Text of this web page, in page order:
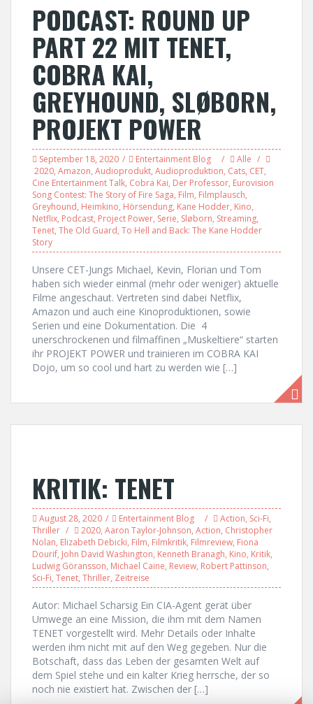
PODCAST: ROUND UP
PART 22 MIT TENET,
COBRA KAI,
GREYHOUND, SLØBORN,
PROJEKT POWER
September 18, 2020 Entertainment Blog
Alle
2020, Amazon, Audioprodukt, Audioproduktion, Cats, CET,
Cine Entertainment Talk, Cobra Kai, Der Professor, Eurovision
Song Contest: The Story of Fire Saga, Film, Filmplausch,
Greyhound, Heimkino, Hörsendung, Kane Hodder, Kino,
Netflix, Podcast, Project Power, Serie, Sløborn, Streaming,
Tenet, The Old Guard, To Hell and Back: The Kane Hodder
Story
Unsere CET-Jungs Michael, Kevin, Florian und Tom
haben sich wieder einmal (mehr oder weniger) aktuelle
Filme angeschaut. Vertreten sind dabei Netflix,
Amazon und auch eine Kinoproduktionen, sowie
Serien und eine Dokumentation. Die 4
unerschrockenen und filmaffinen „Muskeltiere“ starten
ihr PROJEKT POWER und trainieren im COBRA KAI
Dojo, um so cool und hart zu werden wie […]
KRITIK: TENET
August 28, 2020 Entertainment Blog Action, Sci-Fi,
Thriller
2020, Aaron Taylor-Johnson, Action, Christopher
Nolan, Elizabeth Debicki, Film, Filmkritik, Filmreview, Fiona
Dourif, John David Washington, Kenneth Branagh, Kino, Kritik,
Ludwig Göransson, Michael Caine, Review, Robert Pattinson,
Sci-Fi, Tenet, Thriller, Zeitreise
Autor: Michael Scharsig Ein CIA-Agent gerät über
Umwege an eine Mission, die ihm mit dem Namen
TENET vorgestellt wird. Mehr Details oder Inhalte
werden ihm nicht mit auf den Weg gegeben. Nur die
Botschaft, dass das Leben der gesamten Welt auf
dem Spiel stehe und ein kalter Krieg herrsche, der so
noch nie existiert hat. Zwischen der […]